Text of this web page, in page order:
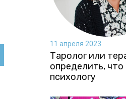
11 апреля 2023
Таролог или
определить, что
психологу